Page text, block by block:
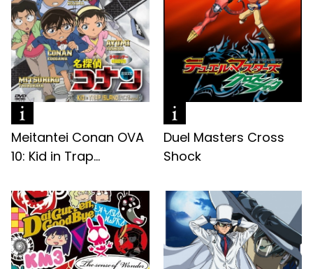
Meitantei Conan OVA
10: Kid in Trap...
Duel Masters Cross
Shock